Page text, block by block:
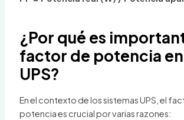
¿Por qué es
factor de potencia
UPS?
En el contexto de los sistemas UPS, el
potencia es crucial por varias razones: